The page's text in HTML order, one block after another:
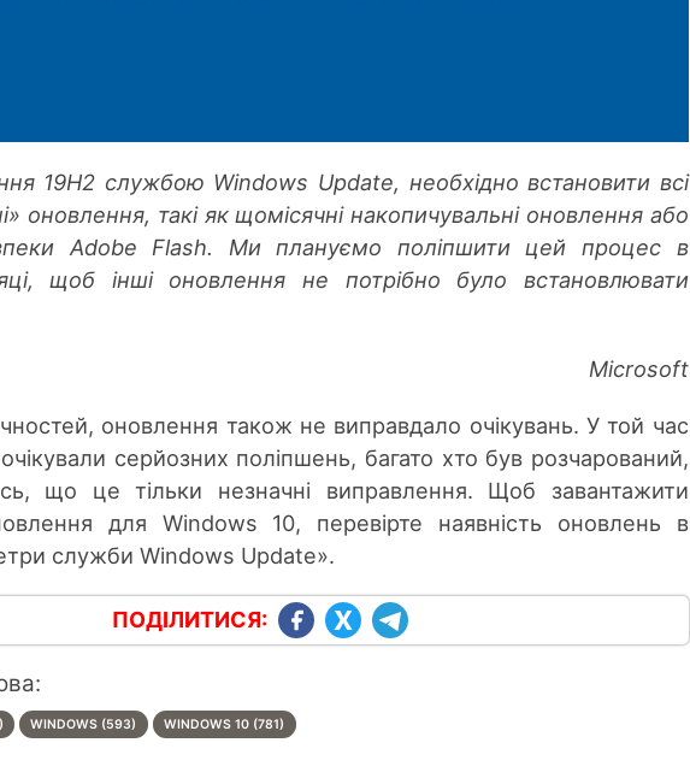
19H2 службою Windows Update, необхідно встановити всі
оновлення, такі як щомісячні накопичувальні оновлення або
Adobe Flash. Ми плануємо поліпшити цей процес в
щоб інші оновлення не потрібно було встановлювати
Microsoft
оновлення також не виправдало очікувань. У той час
серйозних поліпшень, багато хто був розчарований,
що це тільки незначні виправлення. Щоб завантажити
для Windows 10, перевірте наявність оновлень в
служби Windows Update».
ПОДІЛИТИСЯ:
WINDOWS (593) WINDOWS 10 (781)